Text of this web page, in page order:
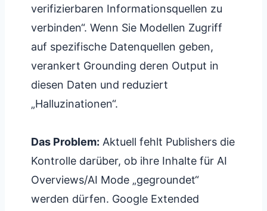
verifizierbaren Informationsquellen zu
verbinden“. Wenn Sie Modellen Zugriff
auf spezifische Datenquellen geben,
verankert Grounding deren Output in
diesen Daten und reduziert
„Halluzinationen“.
Das Problem: Aktuell fehlt Publishers die
Kontrolle darüber, ob ihre Inhalte für AI
Overviews/AI Mode „gegroundet“
werden dürfen. Google Extended